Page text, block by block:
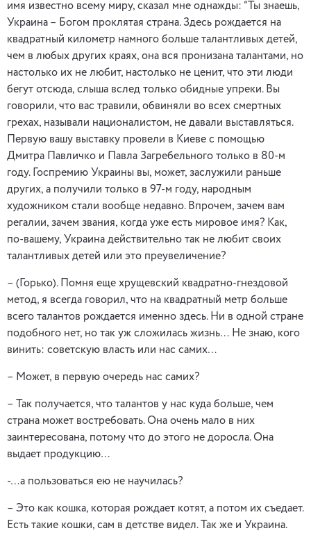
имя известно всему миру, сказал мне однажды: “Ты знаешь,
Украина – Богом проклятая страна. Здесь рождается на
квадратный километр намного больше талантливых детей,
чем в любых других краях, она вся пронизана талантами, но
настолько их не любит, настолько не ценит, что эти люди
бегут отсюда, слыша вслед только обидные упреки. Вы
говорили, что вас травили, обвиняли во всех смертных
грехах, называли националистом, не давали выставляться.
Первую вашу выставку провели в Киеве с помощью
Дмитра Павличко и Павла Загребельного только в 80-м
году. Госпремию Украины вы, может, заслужили раньше
других, а получили только в 97-м году, народным
художником стали вообще недавно. Впрочем, зачем вам
регалии, зачем звания, когда уже есть мировое имя? Как,
по-вашему, Украина действительно так не любит своих
талантливых детей или это преувеличение?
– (Горько). Помня еще хрущевский квадратно-гнездовой
метод, я всегда говорил, что на квадратный метр больше
всего талантов рождается именно здесь. Ни в одной стране
подобного нет, но так уж сложилась жизнь… Не знаю, кого
винить: советскую власть или нас самих…
– Может, в первую очередь нас самих?
– Так получается, что талантов у нас куда больше, чем
страна может востребовать. Она очень мало в них
заинтересована, потому что до этого не доросла. Она
выдает продукцию…
-…а пользоваться ею не научилась?
– Это как кошка, которая рождает котят, а потом их съедает.
Есть такие кошки, сам в детстве видел. Так же и Украина.